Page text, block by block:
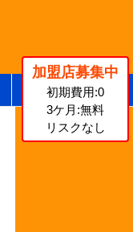
加盟店募集中
初期費用:0
3ケ月:無料
リスクなし